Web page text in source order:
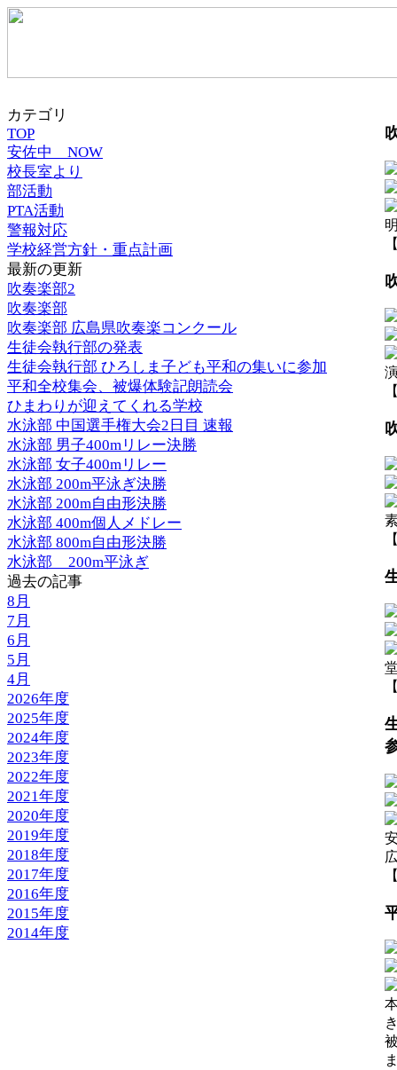
カテゴリ
TOP
安佐中 NOW
校長室より
部活動
PTA活動
警報対応
学校経営方針・重点計画
最新の更新
吹奏楽部2
吹奏楽部
吹奏楽部 広島県吹奏楽コンクール
生徒会執行部の発表
生徒会執行部 ひろしま子ども平和の集いに参加
平和全校集会、被爆体験記朗読会
ひまわりが迎えてくれる学校
水泳部 中国選手権大会2日目 速報
水泳部 男子400mリレー決勝
水泳部 女子400mリレー
水泳部 200m平泳ぎ決勝
水泳部 200m自由形決勝
水泳部 400m個人メドレー
水泳部 800m自由形決勝
水泳部__200m平泳ぎ
過去の記事
8月
7月
6月
5月
4月
2026年度
2025年度
2024年度
2023年度
2022年度
2021年度
2020年度
2019年度
2018年度
2017年度
2016年度
2015年度
2014年度